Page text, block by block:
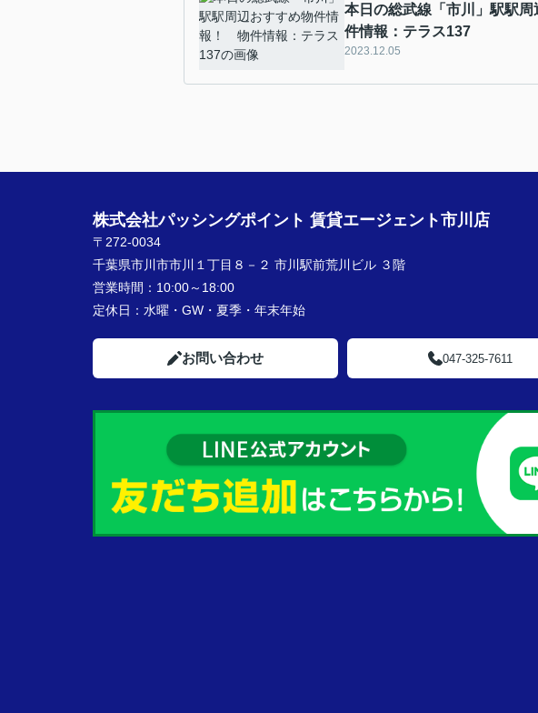
本日の総武線「市川」駅駅
件情報：テラス137
2023.12.05
株式会社パッシングポイント 賃貸エージェント市川店
〒272-0034
千葉県市川市市川１丁目８－２ 市川駅前荒川ビル ３階
営業時間： 10:00～18:00
定休日： 水曜・GW・夏季・年末年始
お問い合わせ 047-325-7611